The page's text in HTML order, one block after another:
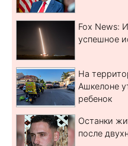
Fox News:
успешное
На
Ашкелоне
ребенок
Останки
после